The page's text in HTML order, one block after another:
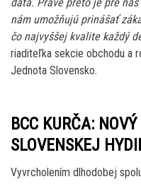
nám umožňujú prinášať
čo najvyššej kvalite každý
riaditeľka sekcie obchodu a
Jednota Slovensko.
BCC KURČA:
SLOVENSKEJ
Vyvrcholením dlhodobej